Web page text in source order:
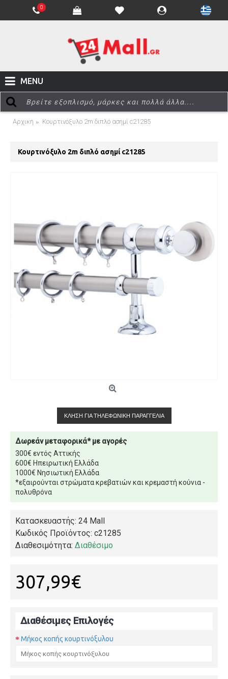
0
MENU
Αρχική Κουρτινόξυλο 2m διπλό ασημί c21285
Κουρτινόξυλο 2m διπλό ασημί c21285
ΚΛΉΣΗ ΓΙΑ ΤΗΛΕΦΩΝΙΚΉ ΠΑΡΑΓΓΕΛΊΑ
Δωρεάν μεταφορικά* με αγορές
300€ εντός Αττικής
600€ Ηπειρωτική Ελλάδα
1000€ Νησιωτική Ελλάδα
*εξαιρούνται στρώματα κρεβατιών και κρεμαστή κούνια -
πολυθρόνα
Κατασκευαστής: 24 Mall
Κωδικός Προϊόντος: c21285
Διαθεσιμότητα: Διαθέσιμο
307,99€
Διαθέσιμες Επιλογές
Μήκος κοπής κουρτινόξυλου